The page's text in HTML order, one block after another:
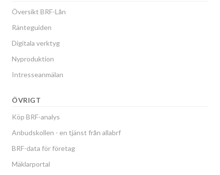
Översikt BRF-Lån
Ränteguiden
Digitala verktyg
Nyproduktion
Intresseanmälan
ÖVRIGT
Köp BRF-analys
Anbudskollen - en tjänst från allabrf
BRF-data för företag
Mäklarportal